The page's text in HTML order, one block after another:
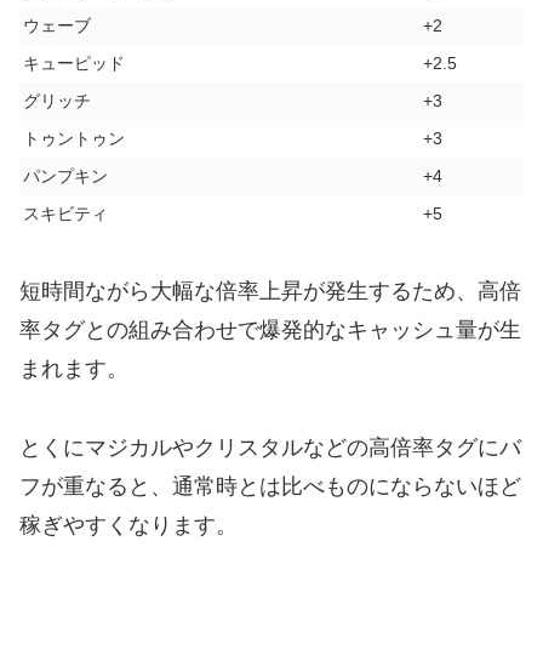
ウェーブ
+2
キューピッド
+2.5
グリッチ
+3
トゥントゥン
+3
パンプキン
+4
スキビティ
+5
短時間ながら大幅な倍率上昇が発生するため、高倍
率タグとの組み合わせで爆発的なキャッシュ量が生
まれます。
とくにマジカルやクリスタルなどの高倍率タグにバ
フが重なると、通常時とは比べものにならないほど
稼ぎやすくなります。